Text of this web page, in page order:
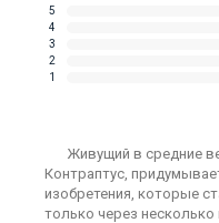
5
4
3
2
1
Живущий в средние
Контраптус,
изобретения, которые
только через